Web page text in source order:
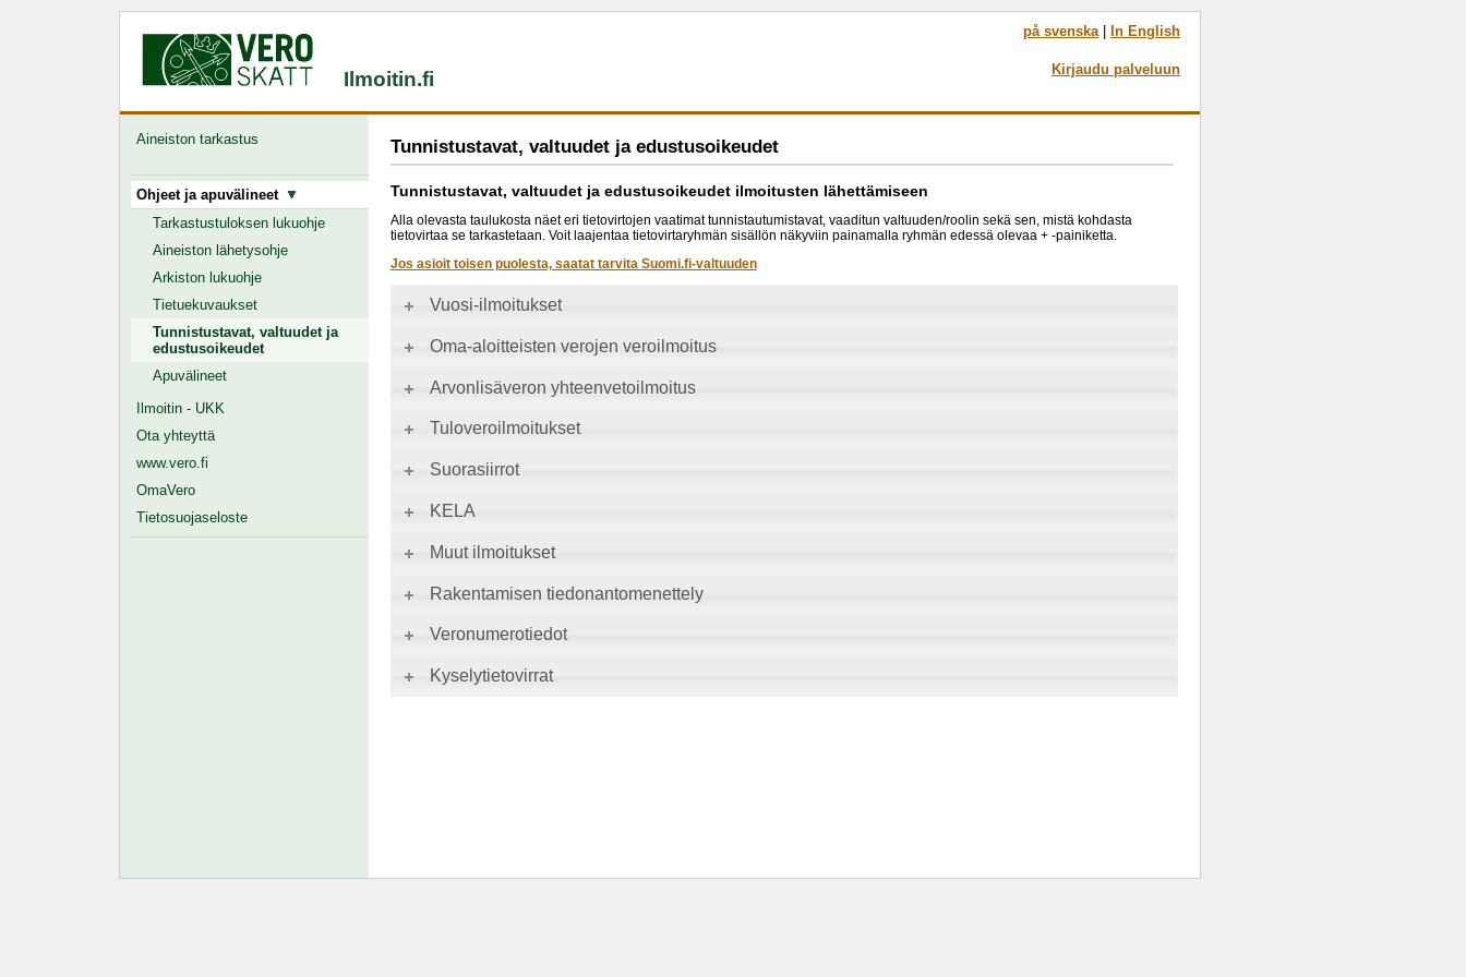
Ilmoitin.fi
på svenska| In English
Kirjaudu palveluun
Aineiston tarkastus
Ohjeet ja apuvälineet
Tarkastustuloksen lukuohje
Aineiston lähetysohje
Arkiston lukuohje
Tietuekuvaukset
Tunnistustavat, valtuudet ja
edustusoikeudet
Apuvälineet
Ilmoitin - UKK
Ota yhteyttä
www.vero.fi
OmaVero
Tietosuojaseloste
Tunnistustavat, valtuudet ja edustusoikeudet
Tunnistustavat, valtuudet ja edustusoikeudet ilmoitusten lähettämiseen
Alla olevasta taulukosta näet eri tietovirtojen vaatimat tunnistautumistavat, vaaditun valtuuden/roolin sekä sen, mistä kohdasta
tietovirtaa se tarkastetaan. Voit laajentaa tietovirtaryhmän sisällön näkyviin painamalla ryhmän edessä olevaa + -painiketta.
Jos asioit toisen puolesta, saatat tarvita Suomi.fi-valtuuden
Vuosi-ilmoitukset
Oma-aloitteisten verojen veroilmoitus
Arvonlisäveron yhteenvetoilmoitus
Tuloveroilmoitukset
Suorasiirrot
KELA
Muut ilmoitukset
Rakentamisen tiedonantomenettely
Veronumerotiedot
Kyselytietovirrat